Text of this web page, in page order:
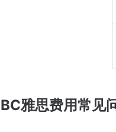
BC雅思费用常见